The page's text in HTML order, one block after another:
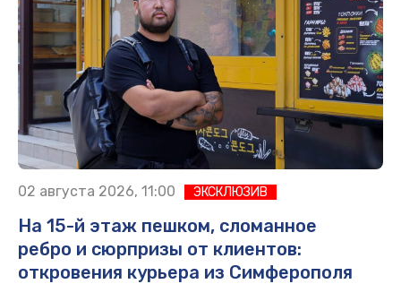
02 августа 2026, 11:00 ЭКСКЛЮЗИВ
На 15-й этаж пешком, сломанное
ребро и сюрпризы от клиентов:
откровения курьера из Симферополя